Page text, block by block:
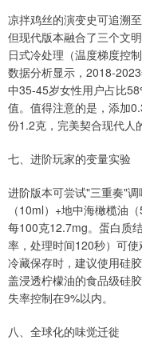
凉拌鸡丝的演变史可追溯
但现代版本融合了三个文
日式冷处理（温度梯度控
数据分析显示，2018-
中35-45岁女性用户占比
值。值得注意的是，添加
份1.2克，完美契合现代人
七、进阶玩家的变量实验
进阶版本可尝试"三重奏"
（10ml）+地中海橄榄油
每100克12.7mg。蛋白质
率，处理时间120秒）可使
冷藏保存时，建议使用硅
盖浸透柠檬油的食品级硅
失率控制在9%以内。
八、全球化的味觉迁徙